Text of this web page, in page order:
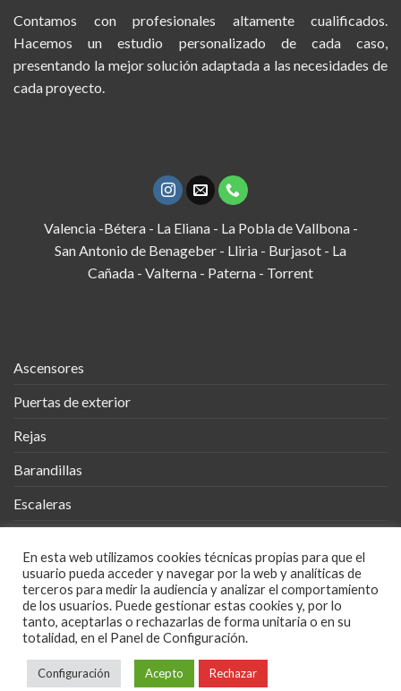
Contamos con profesionales altamente cualificados.
Hacemos un estudio personalizado de cada caso,
presentando la mejor solución adaptada a las necesidades de
cada proyecto.
Valencia -Bétera - La Eliana - La Pobla de Vallbona -
San Antonio de Benageber - Lliria - Burjasot - La
Cañada - Valterna - Paterna - Torrent
Ascensores
Puertas de exterior
Rejas
Barandillas
Escaleras
Cobertizos
Mueble Metálico
Diseños en Metal
En esta web utilizamos cookies técnicas propias para que el
usuario pueda acceder y navegar por la web y analíticas de
terceros para medir la audiencia y analizar el comportamiento
de los usuarios. Puede gestionar estas cookies y, por lo
tanto, aceptarlas o rechazarlas de forma unitaria o en su
totalidad, en el Panel de Configuración.
Configuración Acepto Rechazar